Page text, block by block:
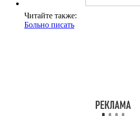
Читайте также:
Больно писать